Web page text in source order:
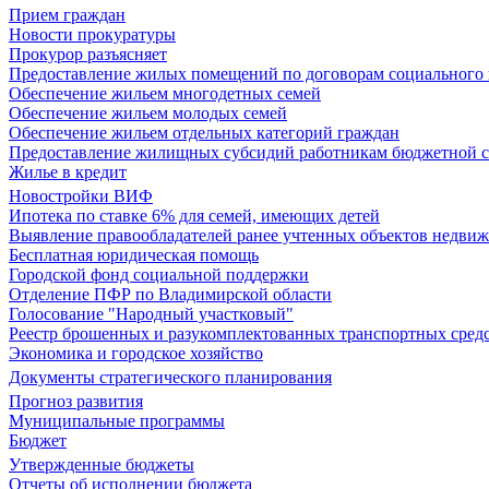
Прием граждан
Новости прокуратуры
Прокурор разъясняет
Предоставление жилых помещений по договорам социального
Обеспечение жильем многодетных семей
Обеспечение жильем молодых семей
Обеспечение жильем отдельных категорий граждан
Предоставление жилищных субсидий работникам бюджетной
Жилье в кредит
Новостройки ВИФ
Ипотека по ставке 6% для семей, имеющих детей
Выявление правообладателей ранее учтенных объектов
Бесплатная юридическая помощь
Городской фонд социальной поддержки
Отделение ПФР по Владимирской области
Голосование "Народный участковый"
Реестр брошенных и разукомплектованных транспортных
Экономика и городское хозяйство
Документы стратегического планирования
Прогноз развития
Муниципальные программы
Бюджет
Утвержденные бюджеты
Отчеты об исполнении бюджета